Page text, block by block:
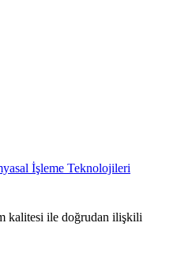
İşleme Teknolojileri
kalitesi ile doğrudan ilişkili